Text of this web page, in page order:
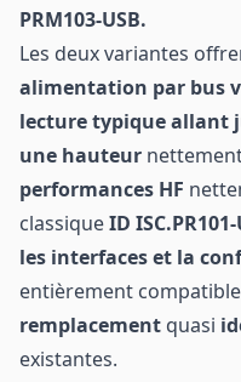
PRM103-USB.
Les deux variantes
alimentation par bus
lecture typique allant
une hauteur
performances HF
classiqueID ISC.PR101-
les interfaces et la
entièrement
remplacement quasi
existantes.